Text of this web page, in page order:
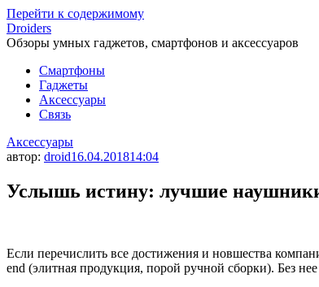
Перейти к содержимому
Droiders
Обзоры умных гаджетов, смартфонов и аксессуаров
Смартфоны
Гаджеты
Аксессуары
Связь
Аксессуары
автор: droid16.04.201814:04
Услышь истину: лучшие
Если перечислить все достижения и новшества
end (элитная продукция, порой ручной сборки). Без